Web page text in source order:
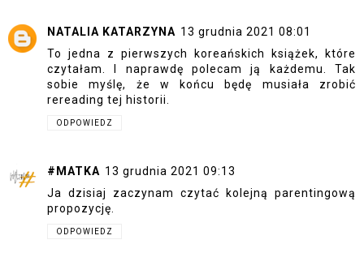
NATALIA KATARZYNA 13 grudnia 2021 08:01
To jedna z pierwszych koreańskich książek, które
czytałam. I naprawdę polecam ją każdemu. Tak
sobie myślę, że w końcu będę musiała zrobić
rereading tej historii.
ODPOWIEDZ
#MATKA 13 grudnia 2021 09:13
Ja dzisiaj zaczynam czytać kolejną parentingową
propozycję.
ODPOWIEDZ